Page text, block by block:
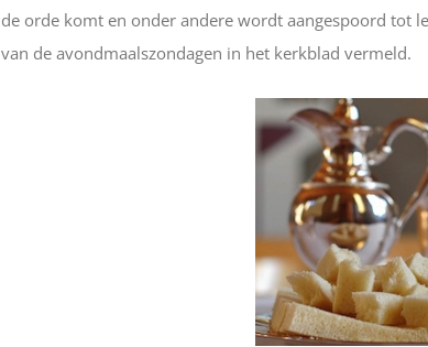
de orde komt en onder andere wordt aangespoord tot
van de avondmaalszondagen in het kerkblad vermeld.